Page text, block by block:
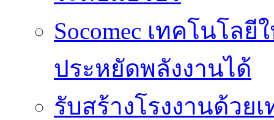
Socomec เทคโนโล
ประหยัดพลังงานได้
รับสร้างโรงงานด้วย